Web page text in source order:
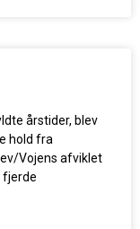
årstider, blev
hold fra
Vojens afviklet
fjerde